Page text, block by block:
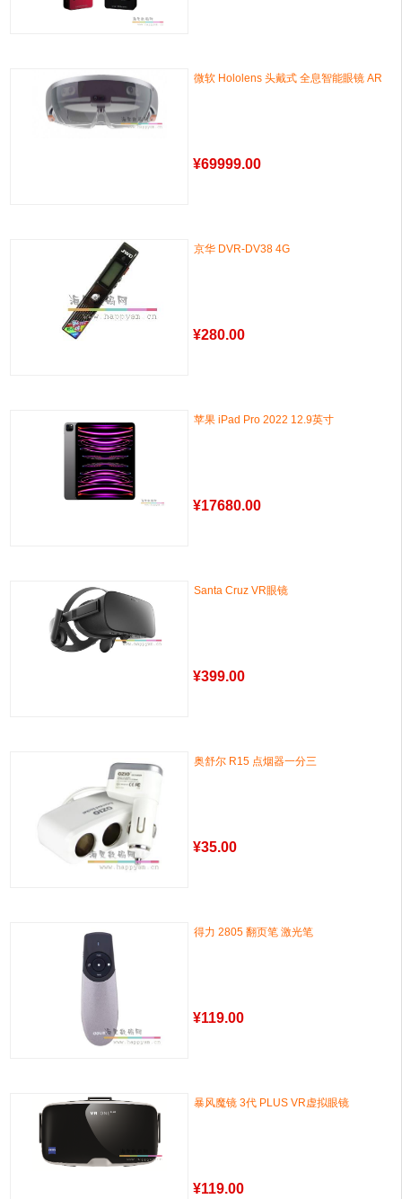
微软 Hololens 头戴式 全息智能眼镜 AR
¥69999.00
京华 DVR-DV38 4G
¥280.00
苹果 iPad Pro 2022 12.9英寸
¥17680.00
Santa Cruz VR眼镜
¥399.00
奥舒尔 R15 点烟器一分三
¥35.00
得力 2805 翻页笔 激光笔
¥119.00
暴风魔镜 3代 PLUS VR虚拟眼镜
¥119.00